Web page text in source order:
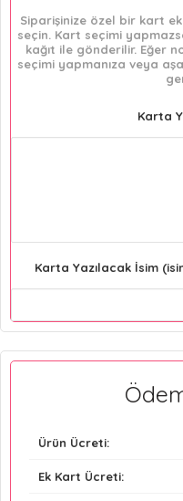
Siparişinize özel bir kart
seçin. Kart seçimi
kağıt ile gönderilir. Eğer
seçimi yapmanıza veya
Karta
Karta Yazılacak İsim
Ürün Ücreti:
Ek Kart Ücreti: